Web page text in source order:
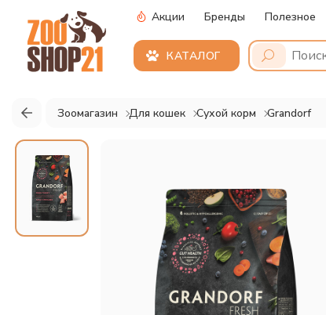
Акции Бренды Полезное
КАТАЛОГ
Зоомагазин Для кошек Сухой корм Grandorf